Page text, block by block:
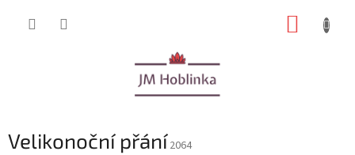
Velikonoční přání 2064